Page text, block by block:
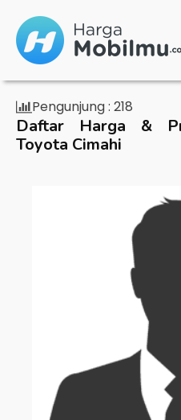
Pengunjung : 218
Daftar Harga &
Toyota Cimahi